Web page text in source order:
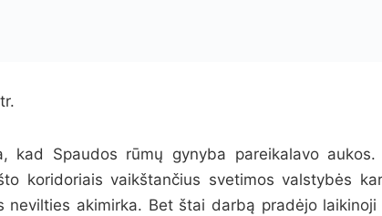
kad Spaudos rūmų gynyba pareikalavo
koridoriais vaikštančius svetimos valstybės
nevilties akimirka. Bet štai darbą pradėjo